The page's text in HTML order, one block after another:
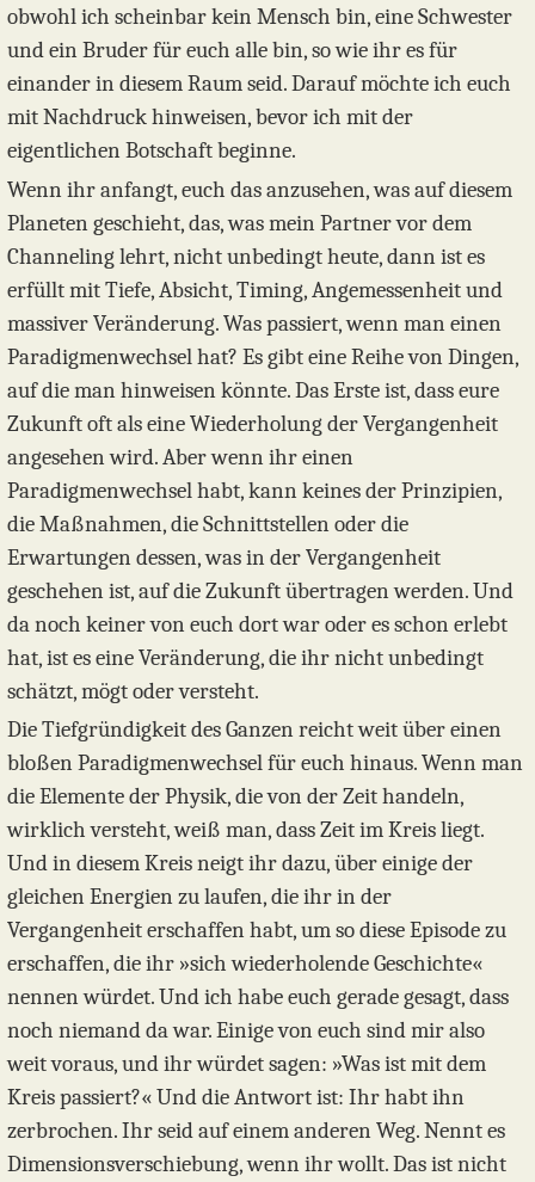
obwohl ich scheinbar kein Mensch bin, eine Schwester
und ein Bruder für euch alle bin, so wie ihr es für
einander in diesem Raum seid. Darauf möchte ich euch
mit Nachdruck hinweisen, bevor ich mit der
eigentlichen Botschaft beginne.
Wenn ihr anfangt, euch das anzusehen, was auf diesem
Planeten geschieht, das, was mein Partner vor dem
Channeling lehrt, nicht unbedingt heute, dann ist es
erfüllt mit Tiefe, Absicht, Timing, Angemessenheit und
massiver Veränderung. Was passiert, wenn man einen
Paradigmenwechsel hat? Es gibt eine Reihe von Dingen,
auf die man hinweisen könnte. Das Erste ist, dass eure
Zukunft oft als eine Wiederholung der Vergangenheit
angesehen wird. Aber wenn ihr einen
Paradigmenwechsel habt, kann keines der Prinzipien,
die Maßnahmen, die Schnittstellen oder die
Erwartungen dessen, was in der Vergangenheit
geschehen ist, auf die Zukunft übertragen werden. Und
da noch keiner von euch dort war oder es schon erlebt
hat, ist es eine Veränderung, die ihr nicht unbedingt
schätzt, mögt oder versteht.
Die Tiefgründigkeit des Ganzen reicht weit über einen
bloßen Paradigmenwechsel für euch hinaus. Wenn man
die Elemente der Physik, die von der Zeit handeln,
wirklich versteht, weiß man, dass Zeit im Kreis liegt.
Und in diesem Kreis neigt ihr dazu, über einige der
gleichen Energien zu laufen, die ihr in der
Vergangenheit erschaffen habt, um so diese Episode zu
erschaffen, die ihr »sich wiederholende Geschichte«
nennen würdet. Und ich habe euch gerade gesagt, dass
noch niemand da war. Einige von euch sind mir also
weit voraus, und ihr würdet sagen: »Was ist mit dem
Kreis passiert?« Und die Antwort ist: Ihr habt ihn
zerbrochen. Ihr seid auf einem anderen Weg. Nennt es
Dimensionsverschiebung, wenn ihr wollt. Das ist nicht